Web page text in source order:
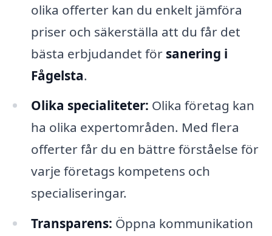
olika offerter kan du enkelt jämföra
priser och säkerställa att du får det
bästa erbjudandet för sanering i
Fågelsta.
Olika specialiteter: Olika företag kan
ha olika expertområden. Med flera
offerter får du en bättre förståelse för
varje företags kompetens och
specialiseringar.
Transparens: Öppna kommunikation